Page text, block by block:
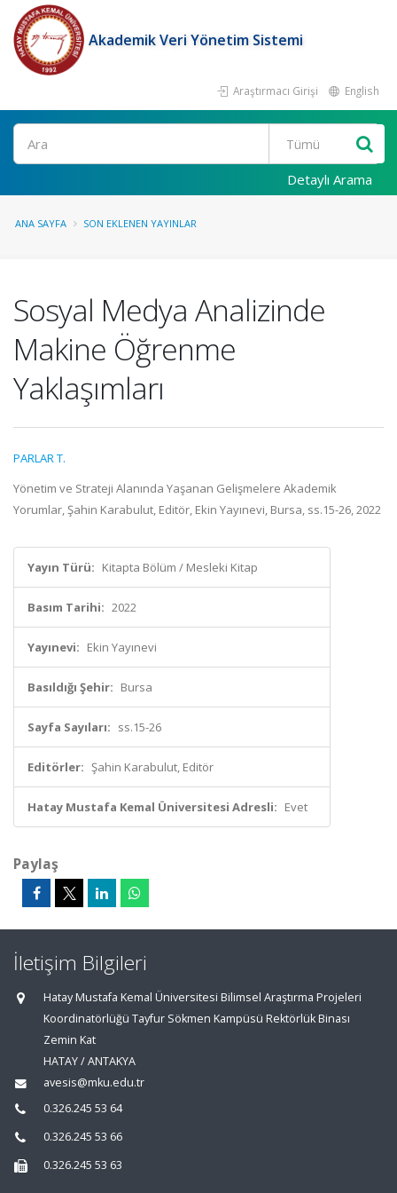
Akademik Veri Yönetim Sistemi
Araştırmacı Girişi English
Ara
Detaylı Arama
ANA SAYFA SON EKLENEN YAYINLAR
Sosyal Medya Analizinde
Makine Öğrenme
Yaklaşımları
PARLAR T.
Yönetim ve Strateji Alanında Yaşanan Gelişmelere Akademik
Yorumlar, Şahin Karabulut, Editör, Ekin Yayınevi, Bursa, ss.15-26, 2022
Yayın Türü: Kitapta Bölüm / Mesleki Kitap
Basım Tarihi: 2022
Yayınevi: Ekin Yayınevi
Basıldığı Şehir: Bursa
Sayfa Sayıları: ss.15-26
Editörler: Şahin Karabulut, Editör
Hatay Mustafa Kemal Üniversitesi Adresli: Evet
Paylaş
İletişim Bilgileri
Hatay Mustafa Kemal Üniversitesi Bilimsel Araştırma Projeleri
Koordinatörlüğü Tayfur Sökmen Kampüsü Rektörlük Binası
Zemin Kat
HATAY / ANTAKYA
avesis@mku.edu.tr
0.326.245 53 64
0.326.245 53 66
0.326.245 53 63